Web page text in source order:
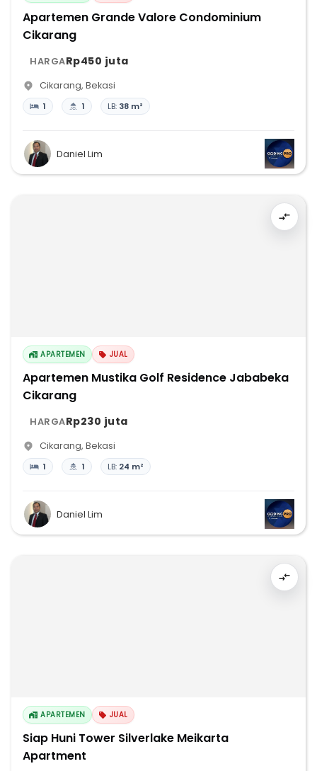
Apartemen Grande Valore Condominium
Cikarang
HARGARp450 juta
Cikarang, Bekasi
1 1 LB: 38 m²
Daniel Lim
APARTEMEN JUAL
Apartemen Mustika Golf Residence Jababeka
Cikarang
HARGARp230 juta
Cikarang, Bekasi
1 1 LB: 24 m²
Daniel Lim
APARTEMEN JUAL
Siap Huni Tower Silverlake Meikarta
Apartment